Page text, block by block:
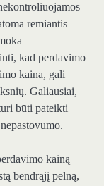
remiantis
kad perdavimo
kaina, gali
Galiausiai,
būti pateikti
kainą
bendrąjį pelną,